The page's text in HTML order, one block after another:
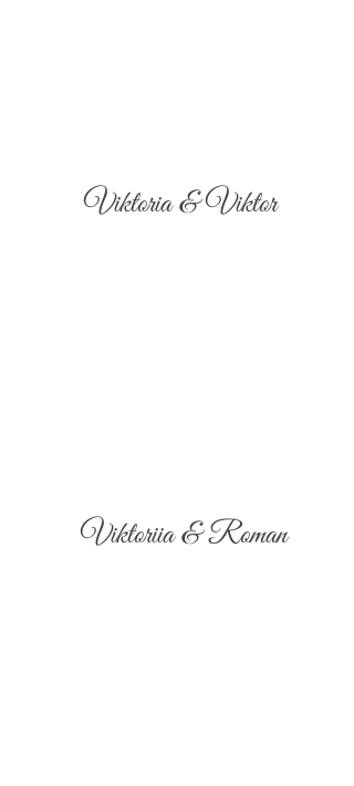
Viktoria & Viktor
Viktoriia & Roman